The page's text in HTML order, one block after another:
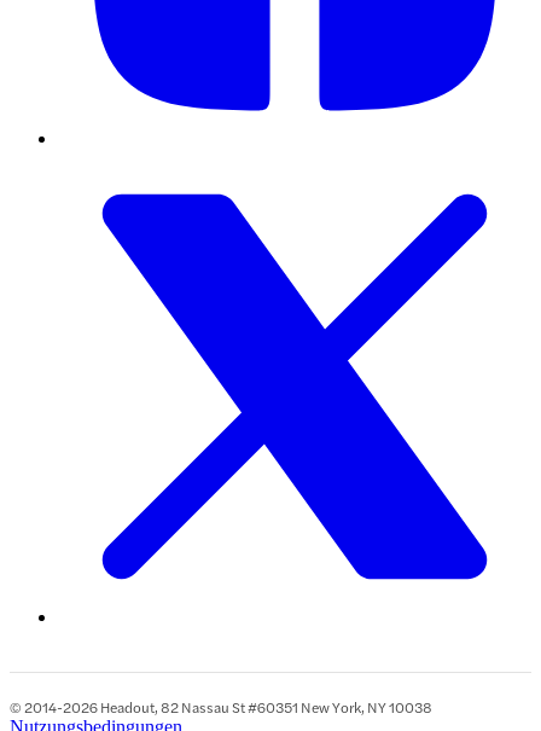
© 2014-2026 Headout, 82 Nassau St #60351 New York, NY 10038
Nutzungsbedingungen